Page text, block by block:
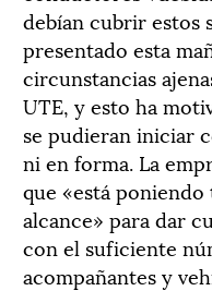
debían cubrir estos
presentado esta
circunstancias
UTE, y esto ha
se pudieran iniciar
ni en forma. La
que «está poniendo
alcance» para dar
con el suficiente
acompañantes y